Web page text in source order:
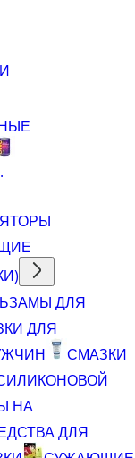
ДЛЯ
ДЛЯ
СМАЗКИ
НА
ДЛЯ